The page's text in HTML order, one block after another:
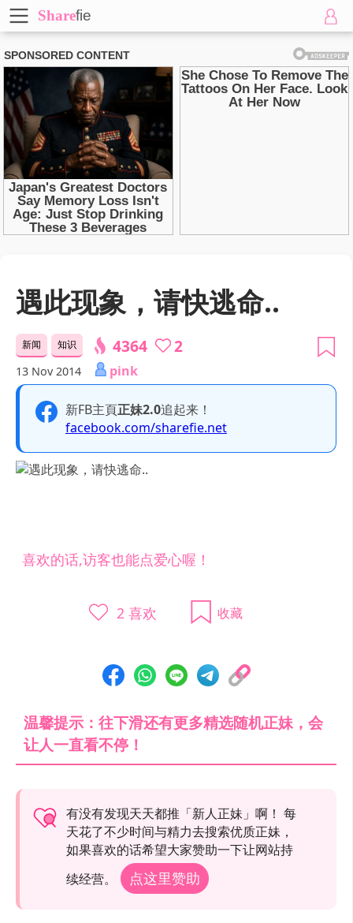
Sharefie
遇此现象，请快逃命..
新闻 知识 4364 2
13 Nov 2014 pink
新FB主頁正妹2.0追起来！
facebook.com/sharefie.net
喜欢的话,访客也能点爱心喔！
2喜欢 收藏
温馨提示：往下滑还有更多精选随机正妹，会
让人一直看不停！
有没有发现天天都推「新人正妹」啊！ 每
天花了不少时间与精力去搜索优质正妹，
如果喜欢的话希望大家赞助一下让网站持
续经营。
点这里赞助